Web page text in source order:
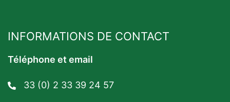
INFORMATIONS DE CONTACT
Téléphone et email
33 (0) 2 33 39 24 57